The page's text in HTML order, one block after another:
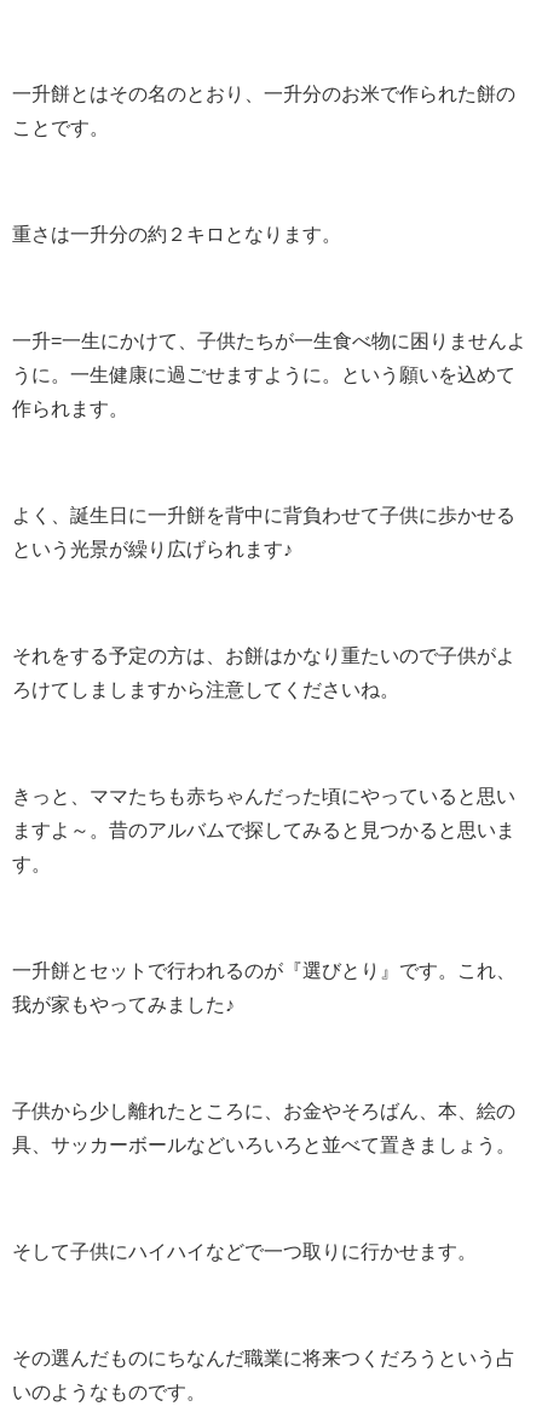
一升餅とはその名のとおり、一升分のお米で作られた餅の
ことです。
重さは一升分の約２キロとなります。
一升=一生にかけて、子供たちが一生食べ物に困りませんよ
うに。一生健康に過ごせますように。という願いを込めて
作られます。
よく、誕生日に一升餅を背中に背負わせて子供に歩かせる
という光景が繰り広げられます♪
それをする予定の方は、お餅はかなり重たいので子供がよ
ろけてしましますから注意してくださいね。
きっと、ママたちも赤ちゃんだった頃にやっていると思い
ますよ～。昔のアルバムで探してみると見つかると思いま
す。
一升餅とセットで行われるのが『選びとり』です。これ、
我が家もやってみました♪
子供から少し離れたところに、お金やそろばん、本、絵の
具、サッカーボールなどいろいろと並べて置きましょう。
そして子供にハイハイなどで一つ取りに行かせます。
その選んだものにちなんだ職業に将来つくだろうという占
いのようなものです。